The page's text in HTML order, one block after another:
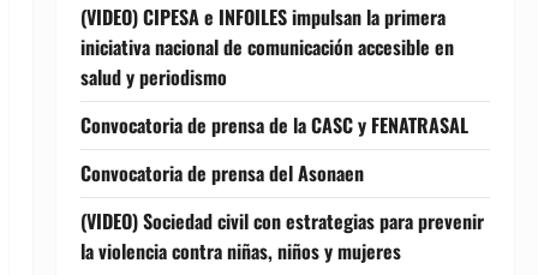
(VIDEO) CIPESA e INFOILES impulsan la primera
iniciativa nacional de comunicación accesible en
salud y periodismo
Convocatoria de prensa de la CASC y FENATRASAL
Convocatoria de prensa del Asonaen
(VIDEO) Sociedad civil con estrategias para prevenir
la violencia contra niñas, niños y mujeres